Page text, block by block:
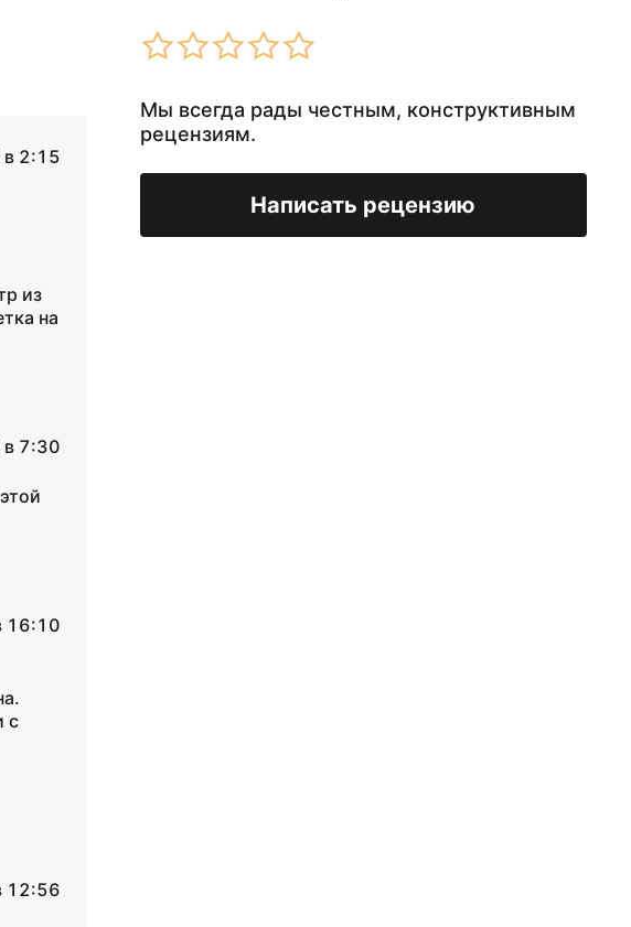
Мы всегда рады честным, конструктивным
рецензиям.
Написать рецензию
в 2:15
из
на
в 7:30
16:10
с
12:56